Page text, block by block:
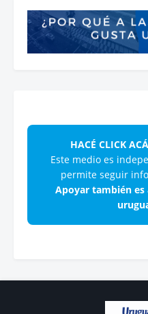
HACÉ CLICK
Este medio es
permite seguir
Apoyar también